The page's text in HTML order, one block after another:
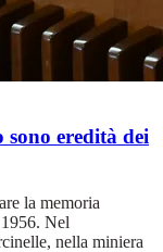
eredità dei
la memoria
Nel
nella miniera